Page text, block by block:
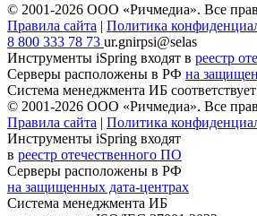
© 2001-2026 ООО «Ричмедиа». Все
Правила сайта | Политика
8 800 333 78 73 ur.gnirpsi@selas
Инструменты iSpring входят в реестр
Серверы расположены в РФ на
Система менеджмента ИБ соответствует
© 2001-2026 ООО «Ричмедиа». Все
Правила сайта | Политика
Инструменты iSpring входят
в реестр отечественного ПО
Серверы расположены в РФ
на защищенных дата-центрах
Система менеджмента ИБ